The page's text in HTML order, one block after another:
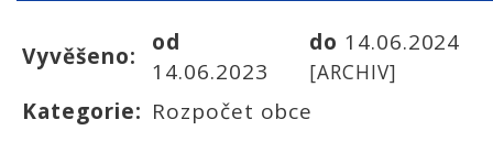
Vyvěšeno:
od
14.06.2023
do 14.06.2024
[ARCHIV]
Kategorie: Rozpočet obce